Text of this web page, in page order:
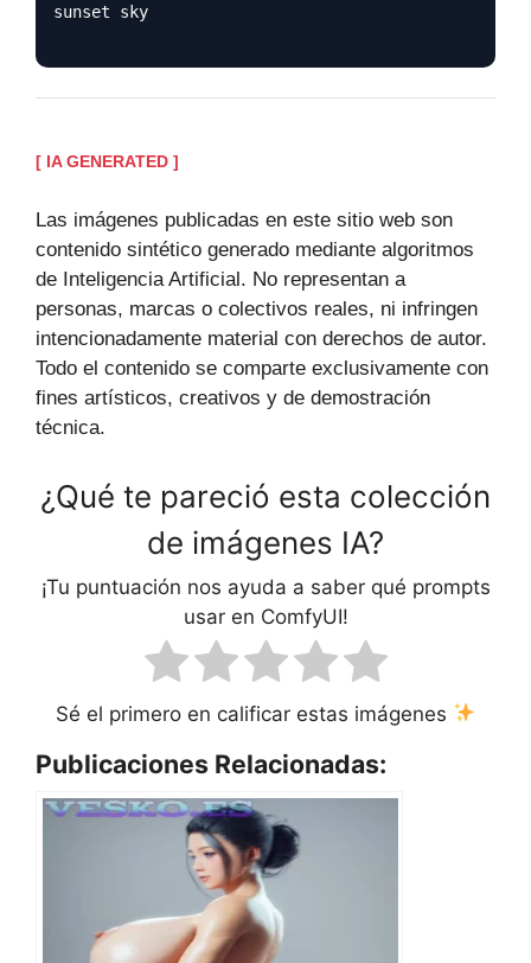
sunset sky
[ IA GENERATED ]
Las imágenes publicadas en este sitio web son
contenido sintético generado mediante algoritmos
de Inteligencia Artificial. No representan a
personas, marcas o colectivos reales, ni infringen
intencionadamente material con derechos de autor.
Todo el contenido se comparte exclusivamente con
fines artísticos, creativos y de demostración
técnica.
¿Qué te pareció esta colección
de imágenes IA?
¡Tu puntuación nos ayuda a saber qué prompts
usar en ComfyUI!
Sé el primero en calificar estas imágenes
Publicaciones Relacionadas: